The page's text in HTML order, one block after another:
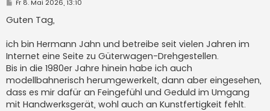
i
t
a
g
Fr 8. Mai 2026, 13:10
Guten Tag,
ich bin Hermann Jahn und betreibe seit vielen Jahren im
Internet eine Seite zu Güterwagen-Drehgestellen.
Bis in die 1980er Jahre hinein habe ich auch
modellbahnerisch herumgewerkelt, dann aber eingesehen,
dass es mir dafür an Feingefühl und Geduld im Umgang
mit Handwerksgerät, wohl auch an Kunstfertigkeit fehlt.